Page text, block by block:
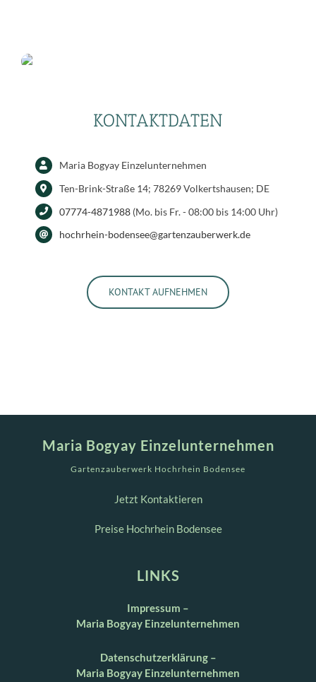
KONTAKTDATEN
Maria Bogyay Einzelunternehmen
Ten-Brink-Straße 14; 78269 Volkertshausen; DE
07774-4871988(Mo. bis Fr. - 08:00 bis 14:00 Uhr)
hochrhein-bodensee@gartenzauberwerk.de
KONTAKT AUFNEHMEN
Maria Bogyay Einzelunternehmen
Gartenzauberwerk Hochrhein Bodensee
Jetzt Kontaktieren
Preise Hochrhein Bodensee
LINKS
Impressum –
Maria Bogyay Einzelunternehmen
Datenschutzerklärung –
Maria Bogyay Einzelunternehmen